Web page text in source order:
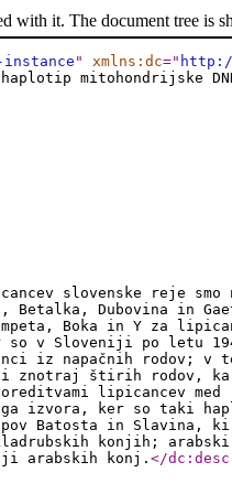
with it. The document tree is
instance" xmlns:dc="
mitohondrijske
slovenske reje
Betalka, Dubovina in
Boka in Y za
v Sloveniji po letu
napačnih rodov; v
znotraj štirih rodov,
lipicancev
izvora, ker so
Batosta in Slavina, ki
konjih;
arabskih konj. </